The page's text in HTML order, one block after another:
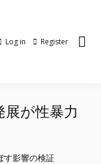
Log in Register
が性暴力
す影響の検証